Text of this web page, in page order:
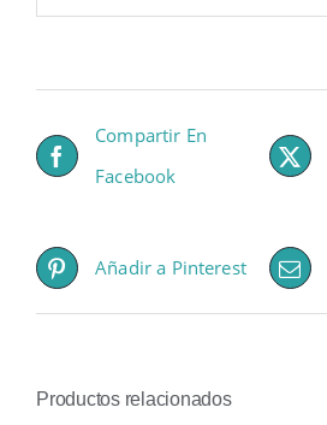
Compartir En
Facebook
Añadir a Pinterest
Productos relacionados